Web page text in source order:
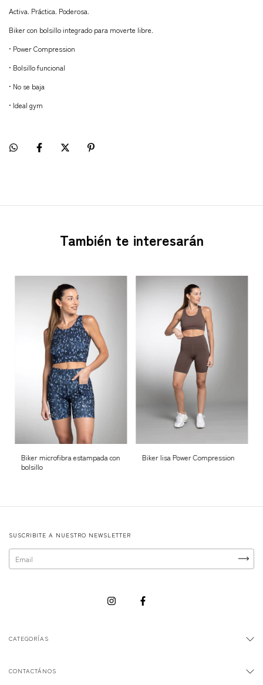
Activa. Práctica. Poderosa.
Biker con bolsillo integrado para moverte libre.
• Power Compression
• Bolsillo funcional
• No se baja
• Ideal gym
También te interesarán
Biker microfibra estampada con
bolsillo
Biker lisa Power Compression
SUSCRIBITE A NUESTRO NEWSLETTER
CATEGORÍAS
CONTACTÁNOS